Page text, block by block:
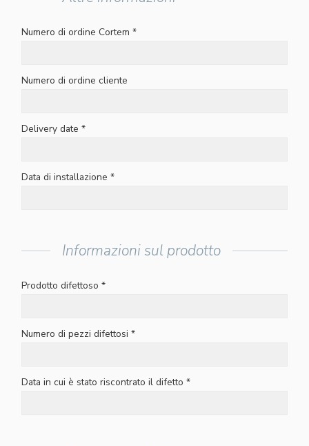
Numero di ordine Cortem *
Numero di ordine cliente
Delivery date *
Data di installazione *
Informazioni sul prodotto
Prodotto difettoso *
Numero di pezzi difettosi *
Data in cui è stato riscontrato il difetto *